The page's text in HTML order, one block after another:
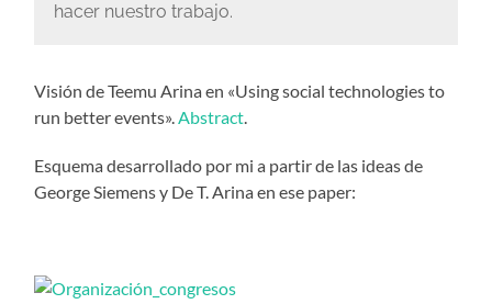
hacer nuestro trabajo.
Visión de Teemu Arina en «Using social technologies to
run better events».Abstract.
Esquema desarrollado por mi a partir de las ideas de
George Siemens y De T. Arina en ese paper: